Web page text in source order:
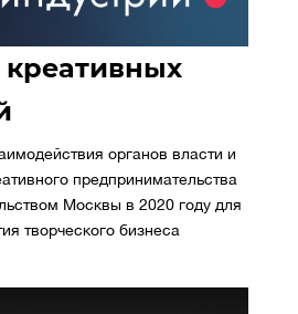
креативных
органов власти и
предпринимательства
Москвы в 2020 году для
творческого бизнеса